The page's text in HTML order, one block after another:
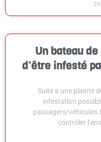
Un bateau
d’être infesté
Suite a une plainte
infestation
passagers/
contrôler